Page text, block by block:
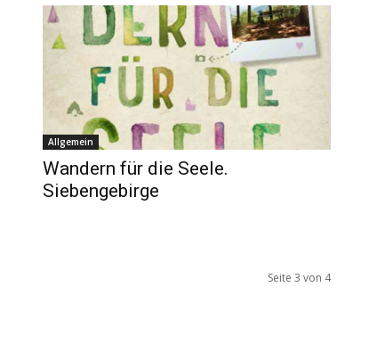
Allgemein
Wandern für die Seele.
Siebengebirge
Seite 3 von 4